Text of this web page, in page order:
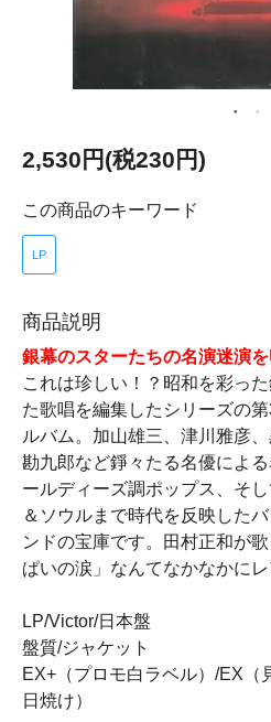
2,530円(税230円)
この商品のキーワード
LP
商品説明
銀幕のスターたちの名演迷演
これは珍しい！？昭和を彩っ
た歌唱を編集したシリーズの
ルバム。加山雄三、津川雅彦
勘九郎など錚々たる名優によ
ールディーズ調ポップス、そ
＆ソウルまで時代を反映した
ンドの宝庫です。田村正和が
ぱいの涙」なんてなかなかに
LP/Victor/日本盤
盤質/ジャケット
EX+（プロモ白ラベル）/EX（
日焼け）